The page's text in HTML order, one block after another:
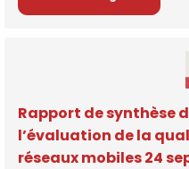
Rapport de synthèse
l’évaluation de la
réseaux mobiles 24